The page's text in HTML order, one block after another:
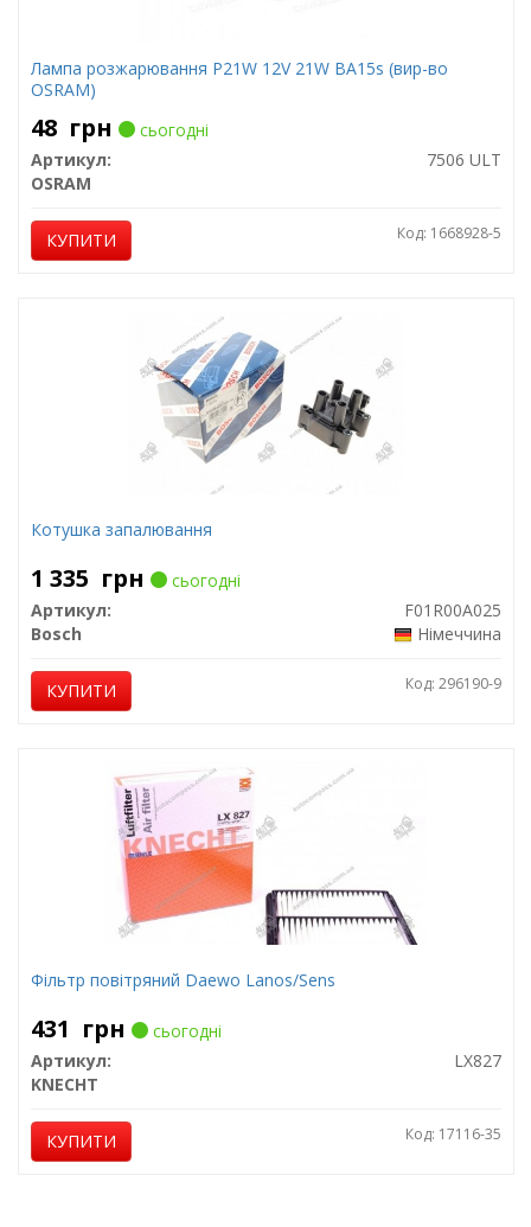
Лампа розжарювання P21W 12V 21W BA15s (вир-во
OSRAM)
48 грн
сьогодні
Артикул:
7506 ULT
OSRAM
КУПИТИ Код: 1668928-5
Котушка запалювання
1 335 грн
сьогодні
Артикул:
F01R00A025
Bosch
Німеччина
КУПИТИ Код: 296190-9
Фільтр повітряний Daewo Lanos/Sens
431 грн
сьогодні
Артикул:
LX827
KNECHT
КУПИТИ Код: 17116-35